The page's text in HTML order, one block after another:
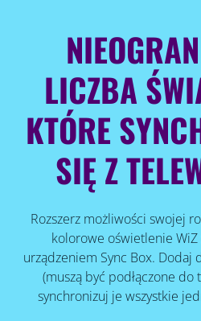
LICZBA
KTÓRE
SIĘ Z
Rozszerz możliwości swojej
kolorowe oświetlenie WiZ
urządzeniem Sync Box. Dodaj
(muszą być podłączone do
synchronizuj je wszystkie